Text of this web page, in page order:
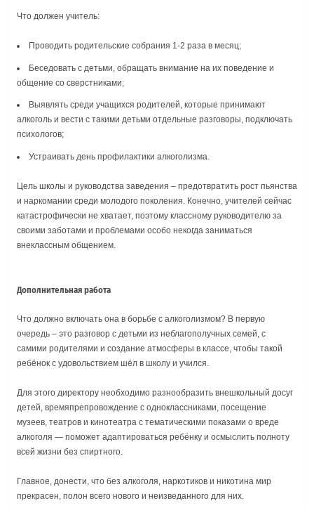
Что должен учитель:
Проводить родительские собрания 1-2 раза в месяц;
Беседовать с детьми, обращать внимание на их поведение и
общение со сверстниками;
Выявлять среди учащихся родителей, которые принимают
алкоголь и вести с такими детьми отдельные разговоры, подключать
психологов;
Устраивать день профилактики алкоголизма.
Цель школы и руководства заведения – предотвратить рост пьянства
и наркомании среди молодого поколения. Конечно, учителей сейчас
катастрофически не хватает, поэтому классному руководителю за
своими заботами и проблемами особо некогда заниматься
внеклассным общением.
Дополнительная работа
Что должно включать она в борьбе с алкоголизмом? В первую
очередь – это разговор с детьми из неблагополучных семей, с
самими родителями и создание атмосферы в классе, чтобы такой
ребёнок с удовольствием шёл в школу и учился.
Для этого директору необходимо разнообразить внешкольный досуг
детей, времяпрепровождение с одноклассниками, посещение
музеев, театров и кинотеатра с тематическими показами о вреде
алкоголя — поможет адаптироваться ребёнку и осмыслить полноту
всей жизни без спиртного.
Главное, донести, что без алкоголя, наркотиков и никотина мир
прекрасен, полон всего нового и неизведанного для них.